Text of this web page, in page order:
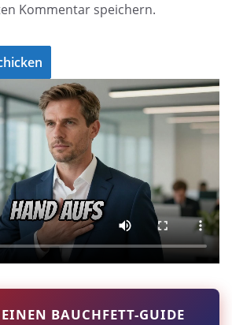
Kommentar speichern.
BAUCHFETT-GUIDE